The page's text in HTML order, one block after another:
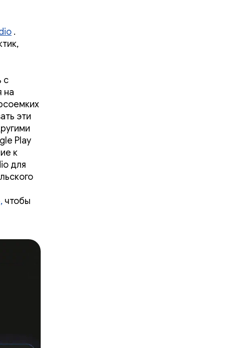
.
с
на
эти
Play
к
для
чтобы